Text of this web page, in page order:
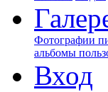
Фотографии
альбомы
Вход